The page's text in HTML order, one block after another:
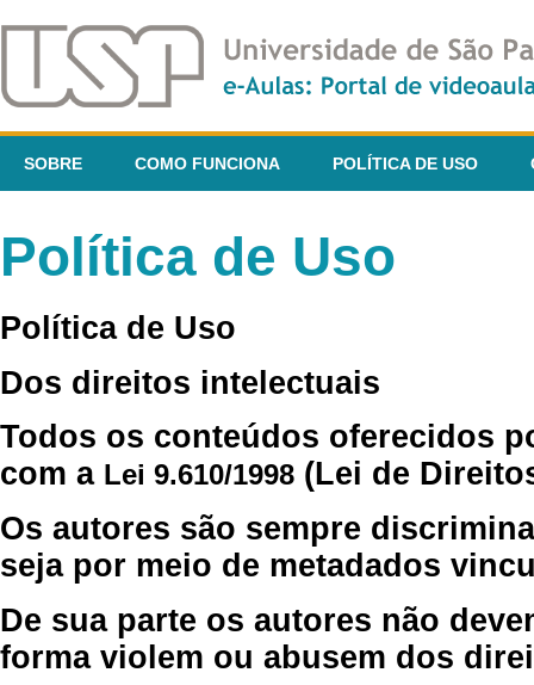
SOBRE COMO FUNCIONA POLÍTICA DE USO
Política de Uso
Política de Uso
Dos direitos intelectuais
Todos os conteúdos oferecidos
com a Lei 9.610/1998 (Lei de
Os autores são sempre
seja por meio de metadados
De sua parte os autores não
forma violem ou abusem dos